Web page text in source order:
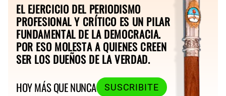
EL EJERCICIO DEL PERIODISMO
PROFESIONAL Y CRÍTICO ES UN PILAR
FUNDAMENTAL DE LA DEMOCRACIA.
POR ESO MOLESTA A QUIENES CREEN
SER LOS DUEÑOS DE LA VERDAD.
HOY MÁS QUE NUNCA
SUSCRIBITE